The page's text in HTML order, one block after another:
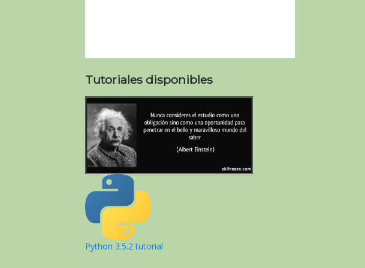
Tutoriales disponibles
Python 3.5.2 tutorial